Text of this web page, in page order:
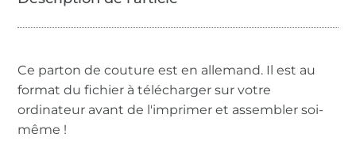
Ce parton de couture est en allemand. Il est au
format du fichier à télécharger sur votre
ordinateur avant de l'imprimer et assembler soi-
même !